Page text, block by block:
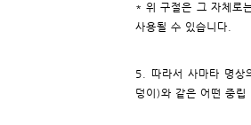
* 위 구절은 그 자체로
사용될 수 있습니다.
5. 따라서 사마타 명상
덩이)와 같은 어떤 중립